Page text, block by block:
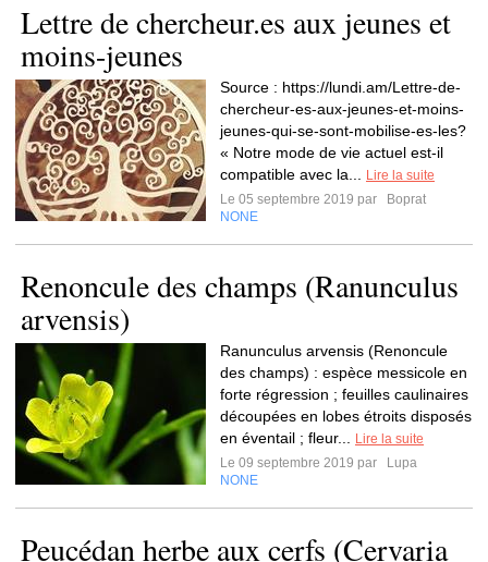
Lettre de chercheur.es aux jeunes et
moins-jeunes
Source : https://lundi.am/Lettre-de-
chercheur-es-aux-jeunes-et-moins-
jeunes-qui-se-sont-mobilise-es-les?
« Notre mode de vie actuel est-il
compatible avec la...
Lire la suite
Le 05 septembre 2019 par
Boprat
NONE
Renoncule des champs (Ranunculus
arvensis)
Ranunculus arvensis (Renoncule
des champs) : espèce messicole en
forte régression ; feuilles caulinaires
découpées en lobes étroits disposés
en éventail ; fleur...
Lire la suite
Le 09 septembre 2019 par
Lupa
NONE
Peucédan herbe aux cerfs (Cervaria